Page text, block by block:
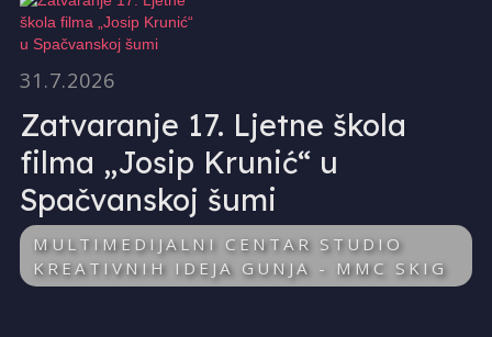
31.7.2026
Zatvaranje 17. Ljetne škola
filma „Josip Krunić“ u
Spačvanskoj šumi
MULTIMEDIJALNI CENTAR STUDIO
KREATIVNIH IDEJA GUNJA - MMC SKIG